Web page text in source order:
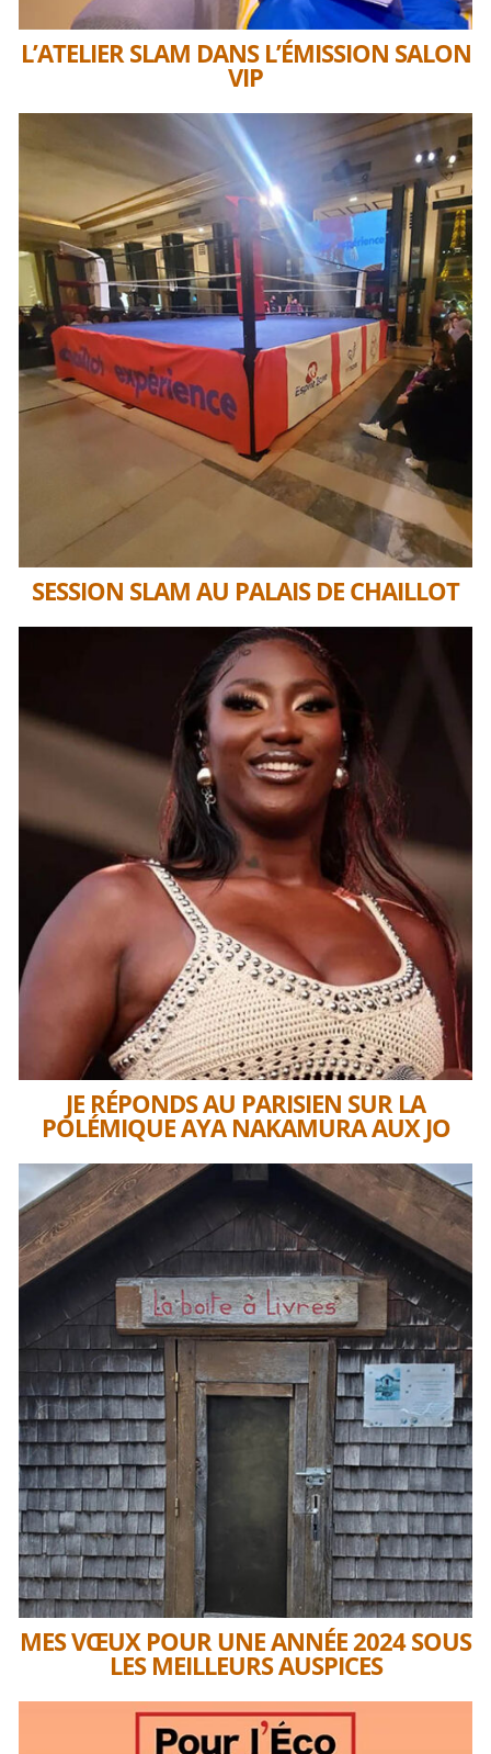
L’ATELIER SLAM DANS L’ÉMISSION SALON
VIP
SESSION SLAM AU PALAIS DE CHAILLOT
JE RÉPONDS AU PARISIEN SUR LA
POLÉMIQUE AYA NAKAMURA AUX JO
MES VŒUX POUR UNE ANNÉE 2024 SOUS
LES MEILLEURS AUSPICES